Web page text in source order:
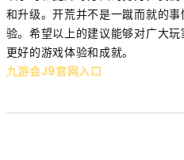
和升级。开荒并不是一蹴而就的
验。希望以上的建议能够对广大
更好的游戏体验和成就。
九游会J9官网入口